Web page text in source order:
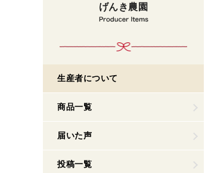
げんき農園
生産者について
商品一覧
届いた声
投稿一覧